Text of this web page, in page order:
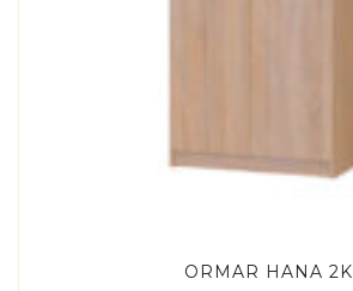
ORMAR HANA 2K